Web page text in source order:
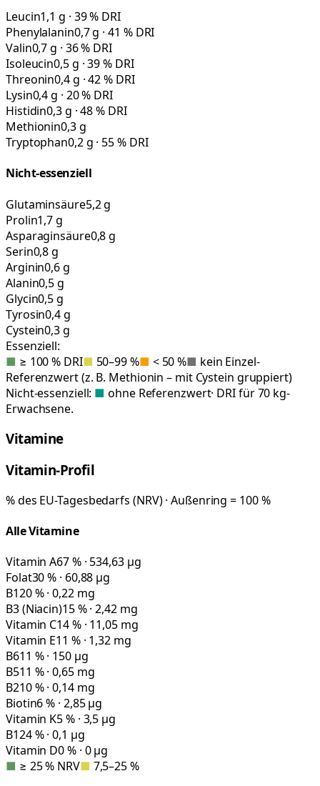
Leucin1,1 g · 39 % DRI
Phenylalanin0,7 g · 41 % DRI
Valin0,7 g · 36 % DRI
Isoleucin0,5 g · 39 % DRI
Threonin0,4 g · 42 % DRI
Lysin0,4 g · 20 % DRI
Histidin0,3 g · 48 % DRI
Methionin0,3 g
Tryptophan0,2 g · 55 % DRI
Nicht-essenziell
Glutaminsäure5,2 g
Prolin1,7 g
Asparaginsäure0,8 g
Serin0,8 g
Arginin0,6 g
Alanin0,5 g
Glycin0,5 g
Tyrosin0,4 g
Cystein0,3 g
Essenziell:
■ ≥ 100 % DRI■ 50–99 %■ < 50 %■ kein Einzel-
Referenzwert (z. B. Methionin – mit Cystein gruppiert)
Nicht-essenziell: ■ ohne Referenzwert· DRI für 70 kg-
Erwachsene.
Vitamine
Vitamin-Profil
% des EU-Tagesbedarfs (NRV) · Außenring = 100 %
Alle Vitamine
Vitamin A67 % · 534,63 µg
Folat30 % · 60,88 µg
B120 % · 0,22 mg
B3 (Niacin)15 % · 2,42 mg
Vitamin C14 % · 11,05 mg
Vitamin E11 % · 1,32 mg
B611 % · 150 µg
B511 % · 0,65 mg
B210 % · 0,14 mg
Biotin6 % · 2,85 µg
Vitamin K5 % · 3,5 µg
B124 % · 0,1 µg
Vitamin D0 % · 0 µg
■ ≥ 25 % NRV■ 7,5–25 %